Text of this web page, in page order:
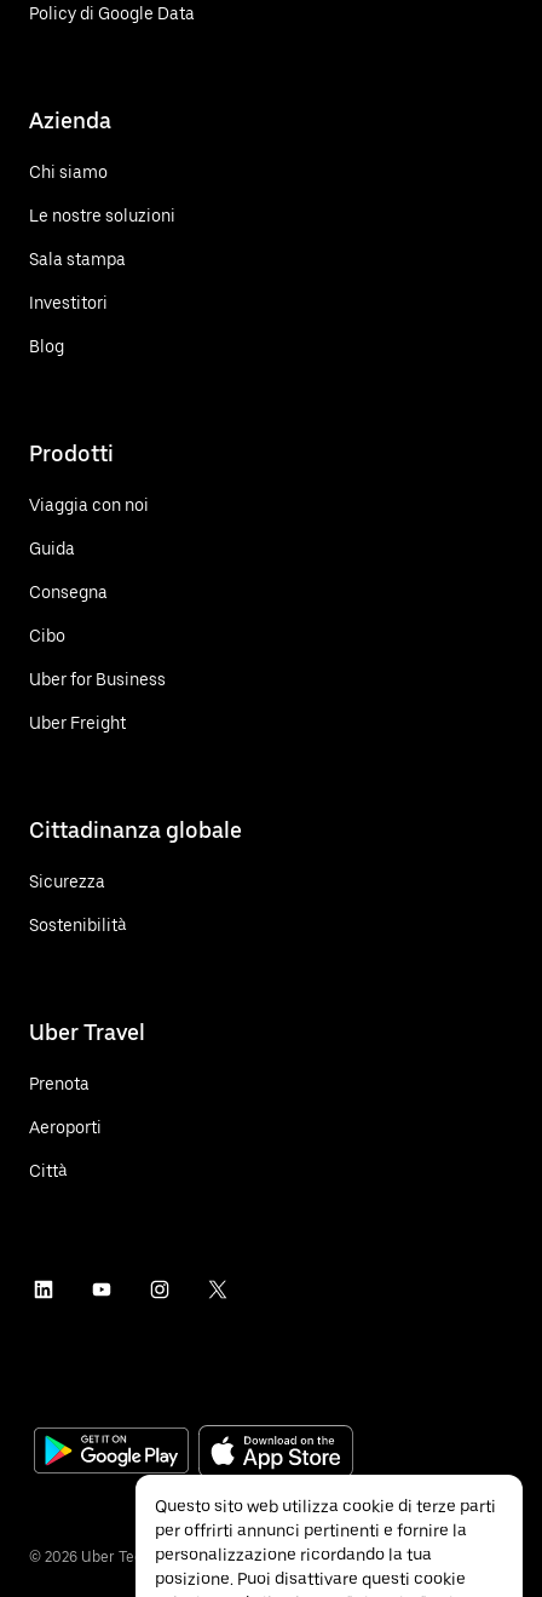
Policy di Google Data
Azienda
Chi siamo
Le nostre soluzioni
Sala stampa
Investitori
Blog
Prodotti
Viaggia con noi
Guida
Consegna
Cibo
Uber for Business
Uber Freight
Cittadinanza globale
Sicurezza
Sostenibilità
Uber Travel
Prenota
Aeroporti
Città
© 2026 Uber Technologies Inc.
Questo sito web utilizza cookie di terze parti
per offrirti annunci pertinenti e fornire la
personalizzazione ricordando la tua
posizione. Puoi disattivare questi cookie